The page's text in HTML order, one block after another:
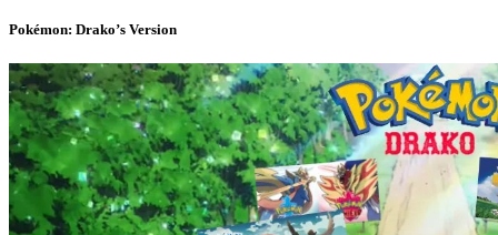
Pokémon: Drako’s Version